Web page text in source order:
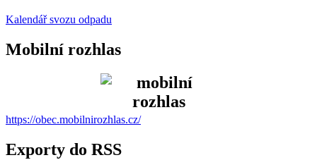
Kalendář svozu odpadu
Mobilní rozhlas
https://obec.mobilnirozhlas.cz/
Exporty do RSS